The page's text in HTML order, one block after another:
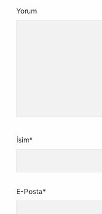
Yorum
İsim*
E-Posta*